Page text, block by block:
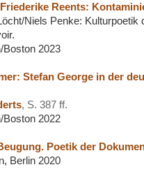
Reents:
Niels Penke:
Boston 2023
Stefan George in der
, S. 387 ff.
Boston 2022
Poetik der
Berlin 2020